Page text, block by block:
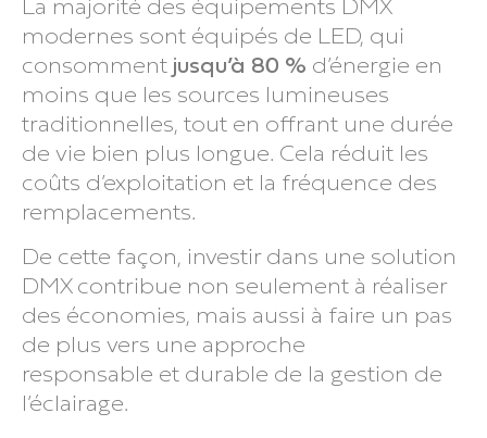
La majorité des équipements DMX
modernes sont équipés de LED, qui
consomment jusqu’à 80 % d’énergie en
moins que les sources lumineuses
traditionnelles, tout en offrant une durée
de vie bien plus longue. Cela réduit les
coûts d’exploitation et la fréquence des
remplacements.
De cette façon, investir dans une solution
DMX contribue non seulement à réaliser
des économies, mais aussi à faire un pas
de plus vers une approche
responsable et durable de la gestion de
l’éclairage.